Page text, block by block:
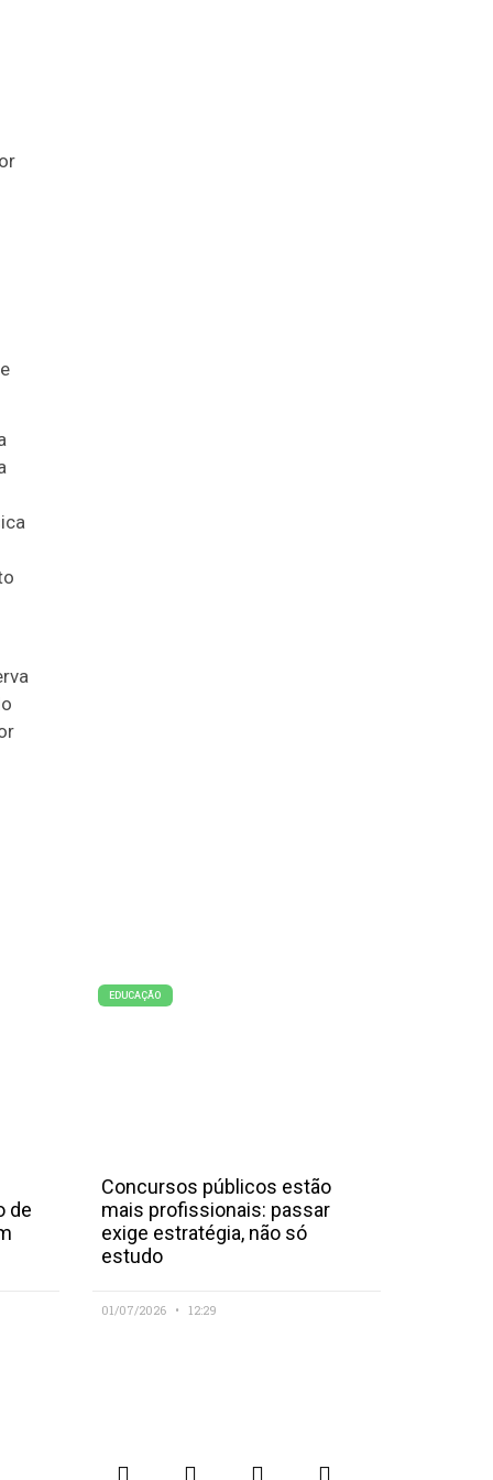
de
EDUCAÇÃO
Concursos públicos estão
mais profissionais: passar
exige estratégia, não só
estudo
01/07/2026 12:29